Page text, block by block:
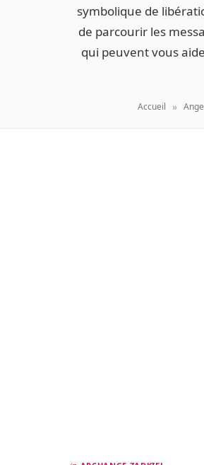
symbolique de
de parcourir les
qui peuvent vous
Accueil »